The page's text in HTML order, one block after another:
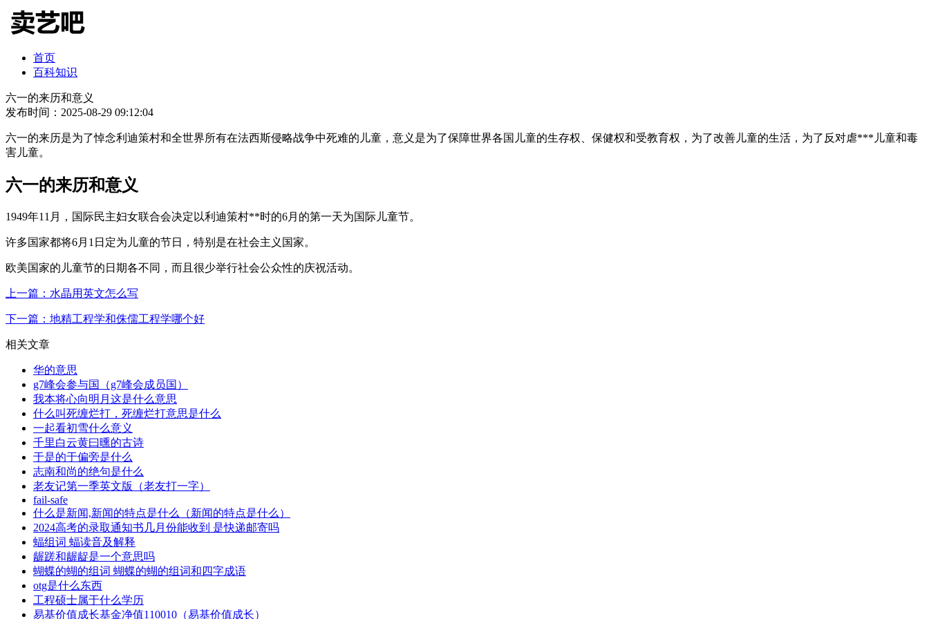
首页
百科知识
六一的来历和意义
发布时间：2025-08-29 09:12:04
六一的来历是为了悼念利迪策村和全世界所有在法西斯侵略战争中死难的儿童，意义是为了保障世界各国儿童的生存权、保健权和受教育权，为了改善儿童的生活，为了反对虐***儿童和毒
害儿童。
六一的来历和意义
1949年11月，国际民主妇女联合会决定以利迪策村**时的6月的第一天为国际儿童节。
许多国家都将6月1日定为儿童的节日，特别是在社会主义国家。
欧美国家的儿童节的日期各不同，而且很少举行社会公众性的庆祝活动。
上一篇：水晶用英文怎么写
下一篇：地精工程学和侏儒工程学哪个好
相关文章
华的意思
g7峰会参与国（g7峰会成员国）
我本将心向明月这是什么意思
什么叫死缠烂打，死缠烂打意思是什么
一起看初雪什么意义
千里白云黄曰曛的古诗
于是的于偏旁是什么
志南和尚的绝句是什么
老友记第一季英文版（老友打一字）
fail-safe
什么是新闻,新闻的特点是什么（新闻的特点是什么）
2024高考的录取通知书几月份能收到 是快递邮寄吗
蝠组词 蝠读音及解释
龌蹉和龌龊是一个意思吗
蝴蝶的蝴的组词 蝴蝶的蝴的组词和四字成语
otg是什么东西
工程硕士属于什么学历
易基价值成长基金净值110010（易基价值成长）